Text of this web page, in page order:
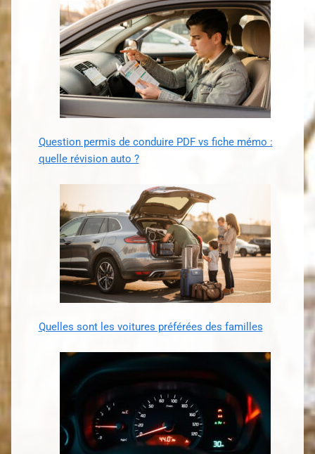
Question permis de conduire PDF vs fiche mémo :
quelle révision auto ?
Quelles sont les voitures préférées des familles